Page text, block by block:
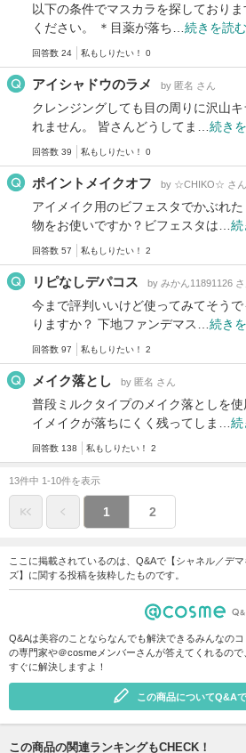
以下の条件でマスカラを探しており
ください。 ＊目薬が落ち… 続きを読む
回答数 24 私もしりたい！ 0
アイシャドウのラメ by 匿名 さん
クレンジングしても目の周りに沢山
れません。 皆さんどうしてま… 続き
回答数 39 私もしりたい！ 0
ポイントメイクオフ by ☆CHIKO☆ さん
アイメイク用のビフェスタでかぶれ
物をお使いですか？ビフェスタは… 続
回答数 57 私もしりたい！ 2
リピなしデパコス by みかん11891126 さ
今まで評判いいけど使ってみてそう
りますか？ 下地ファンデマス… 続き
回答数 97 私もしりたい！ 2
メイク落とし by 匿名 さん
普段ミルクタイプのメイク落としを
イメイクが落ちにくく残ってしま… 続
回答数 138 私もしりたい！ 2
13件中 1-10件を表示
1 2
ここに掲載されているのは、Q&Aで【シャネル／デ
ズ】に関する投稿を抜粋したものです。
Q&Aは美容のことならなんでも解決できるみんなの
の専門家や＠cosmeメンバーさんが答えてくれるの
すぐに解決しますよ！
この商品についてQ&A
この商品の関連ランキングもCHECK！